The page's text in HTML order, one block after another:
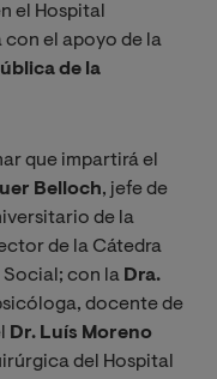
el Hospital
con el apoyo de la
de la
que impartirá el
Belloch, jefe de
de la
de la Cátedra
con la Dra.
docente de
Dr. Luís Moreno
del Hospital